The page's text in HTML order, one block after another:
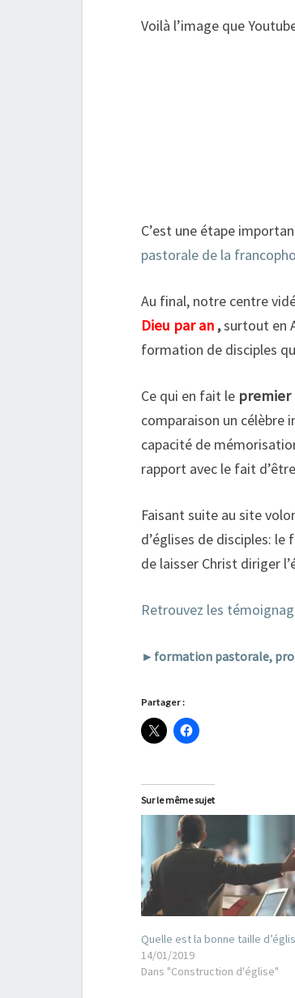
Voilà l’image que
C’est une étape
pastorale de la
Au final, notre centre
Dieu par an ,surtout en
formation de disciples
Ce qui en fait le premier
comparaison un célèbre
capacité de
rapport avec le fait
Faisant suite au site
d’églises de disciples:
de laisser Christ diriger
Retrouvez les
►formation pastorale,
Partager :
Sur le même sujet
Quelle est la bonne taille
14/01/2019
Dans "Construction d'église"